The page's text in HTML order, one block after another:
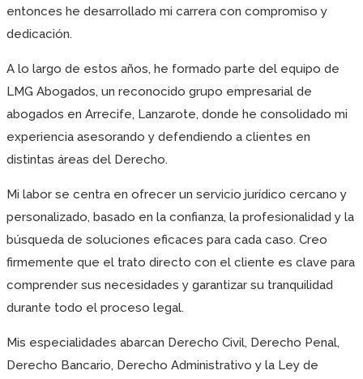
entonces he desarrollado mi carrera con compromiso y
dedicación.
A lo largo de estos años, he formado parte del equipo de
LMG Abogados, un reconocido grupo empresarial de
abogados en Arrecife, Lanzarote, donde he consolidado mi
experiencia asesorando y defendiendo a clientes en
distintas áreas del Derecho.
Mi labor se centra en ofrecer un servicio jurídico cercano y
personalizado, basado en la confianza, la profesionalidad y la
búsqueda de soluciones eficaces para cada caso. Creo
firmemente que el trato directo con el cliente es clave para
comprender sus necesidades y garantizar su tranquilidad
durante todo el proceso legal.
Mis especialidades abarcan Derecho Civil, Derecho Penal,
Derecho Bancario, Derecho Administrativo y la Ley de